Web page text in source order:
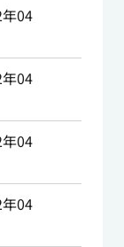
04
04
04
04